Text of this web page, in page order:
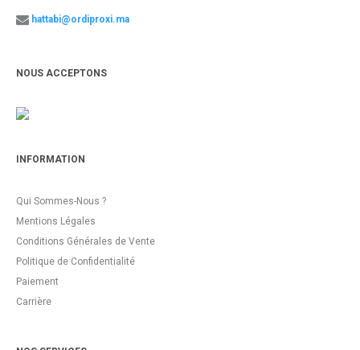
hattabi@ordiproxi.ma
NOUS ACCEPTONS
INFORMATION
Qui Sommes-Nous ?
Mentions Légales
Conditions Générales de Vente
Politique de Confidentialité
Paiement
Carrière